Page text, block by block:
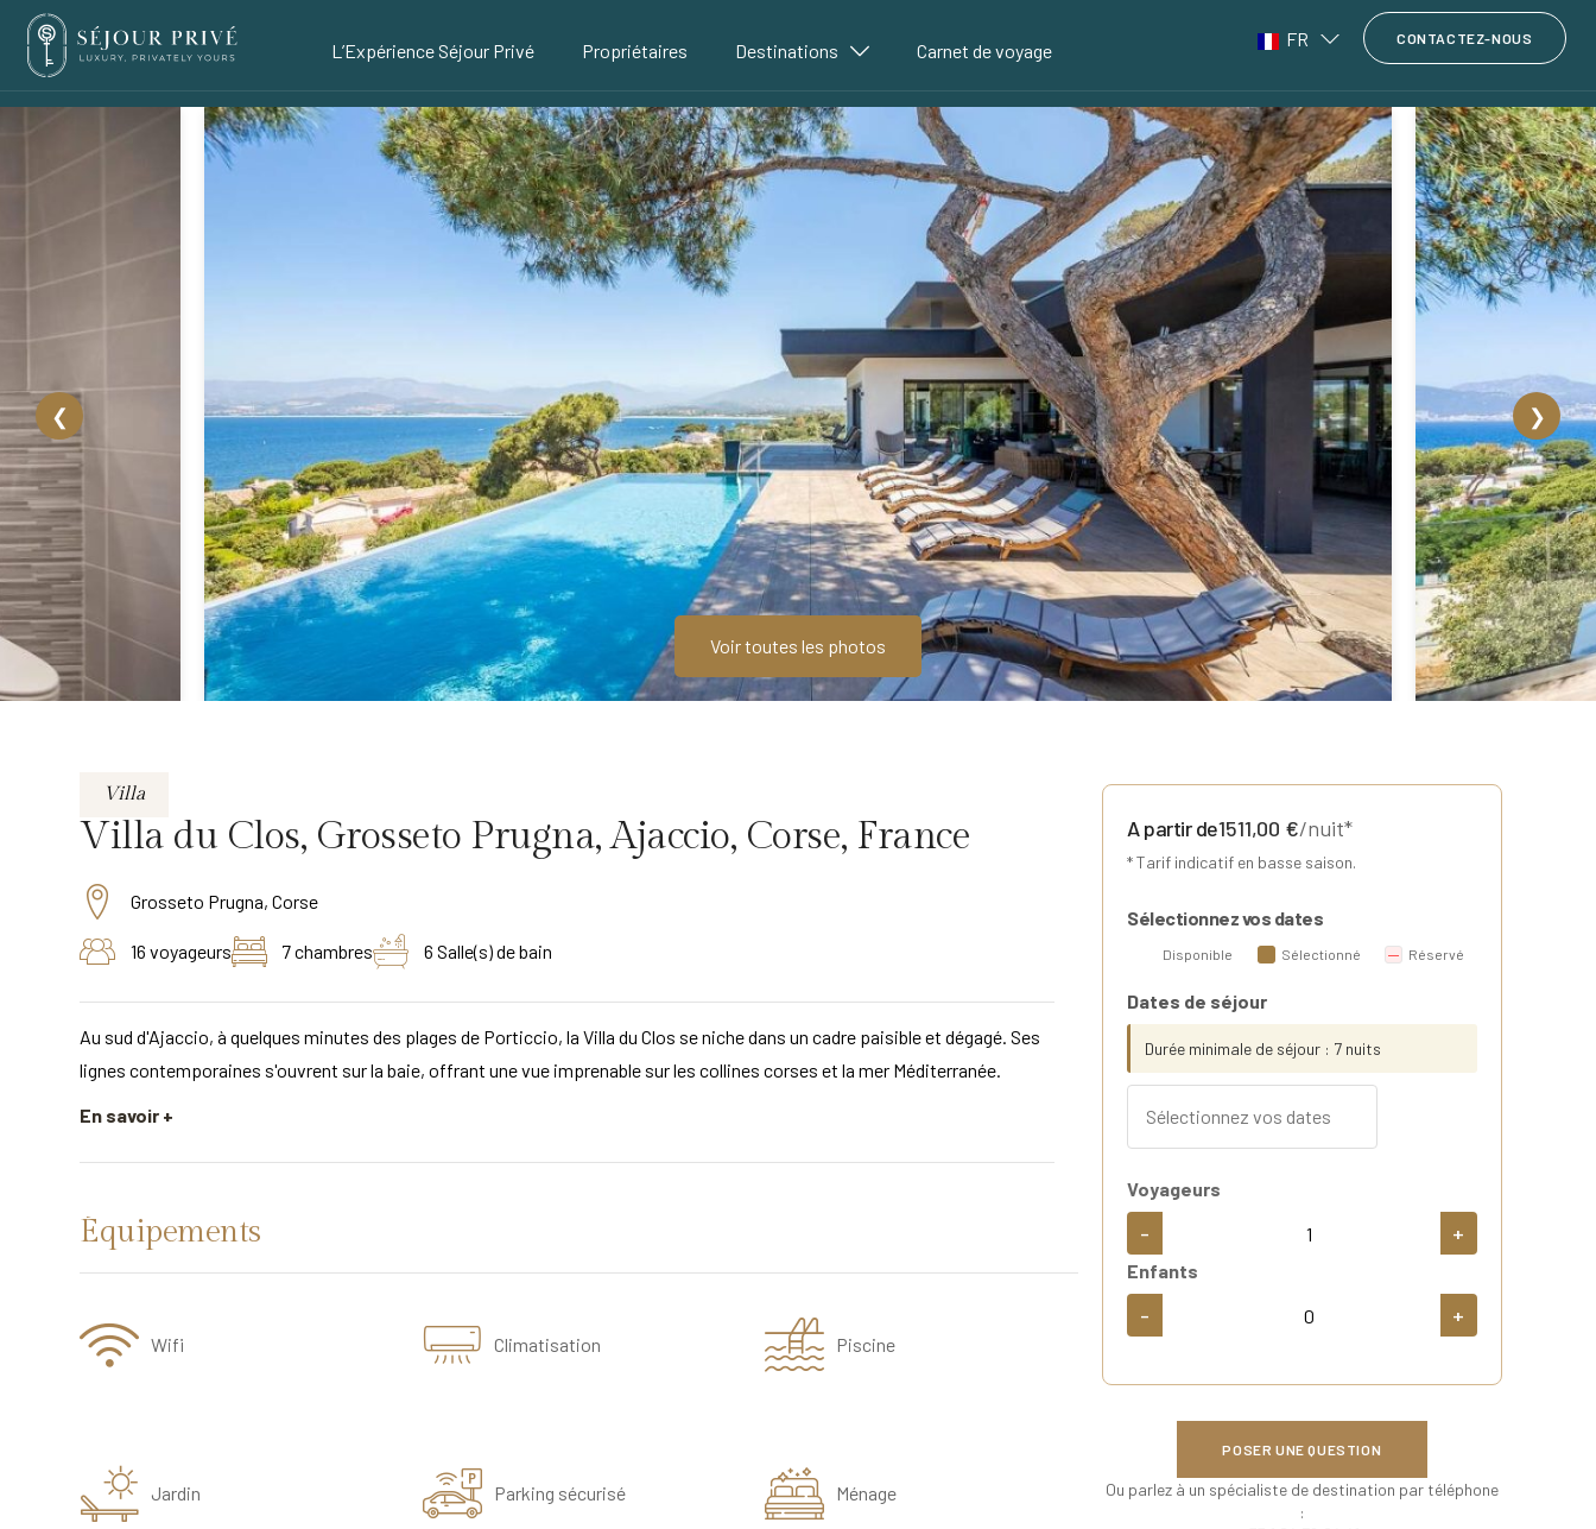
L’Expérience Séjour Privé Propriétaires Destinations Carnet de voyage
FR CONTACTEZ-NOUS
❮ ❯
Voir toutes les photos
Villa
Villa du Clos, Grosseto Prugna, Ajaccio, Corse, France
Grosseto Prugna, Corse
16 voyageurs 7 chambres 6 Salle(s) de bain
Au sud d'Ajaccio, à quelques minutes des plages de Porticcio, la Villa du Clos se niche dans un cadre paisible et dégagé. Ses
lignes contemporaines s'ouvrent sur la baie, offrant une vue imprenable sur les collines corses et la mer Méditerranée.
En savoir +
Équipements
Wifi Climatisation Piscine
Jardin Parking sécurisé Ménage
A partir de1511,00 €/nuit*
* Tarif indicatif en basse saison.
Sélectionnez vos dates
Disponible Sélectionné Réservé
Dates de séjour
Durée minimale de séjour : 7 nuits
Voyageurs
- +
Enfants
- +
POSER UNE QUESTION
Ou parlez à un spécialiste de destination par téléphone
: